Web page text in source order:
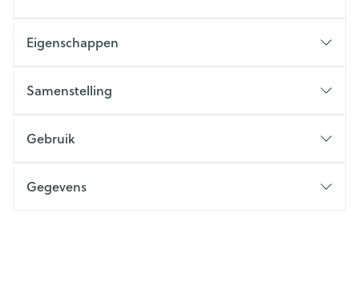
Eigenschappen
Samenstelling
Gebruik
Gegevens